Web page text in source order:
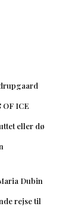
ICE
eller dø
Dubin
rejse til